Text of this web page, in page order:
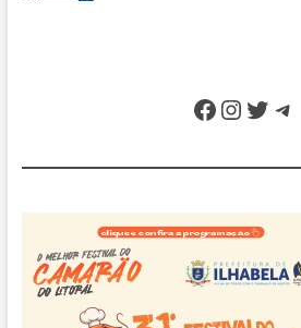
Ilhabela
Facebook